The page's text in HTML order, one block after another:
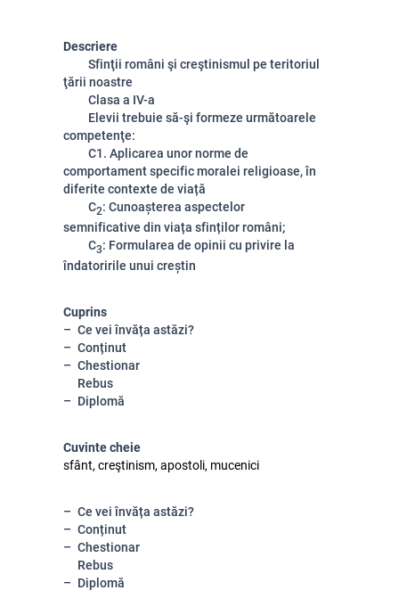
Descriere
Sfinţii români şi creştinismul pe teritoriul
ţării noastre
Clasa a IV-a
Elevii trebuie să-şi formeze următoarele
competenţe:
C1. Aplicarea unor norme de
comportament specific moralei religioase, în
diferite contexte de viață
C2: Cunoașterea aspectelor
semnificative din viața sfinților români;
C3: Formularea de opinii cu privire la
îndatoririle unui creștin
Cuprins
Ce vei învăța astăzi?
Conținut
Chestionar
Rebus
Diplomă
Cuvinte cheie
sfânt, creştinism, apostoli, mucenici
Ce vei învăța astăzi?
Conținut
Chestionar
Rebus
Diplomă